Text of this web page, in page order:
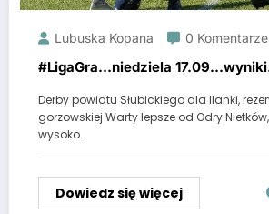
Lubuska Kopana 0 Komentarze
#LigaGra…niedziela
Derby powiatu Słubickiego dla Ilanki,
gorzowskiej Warty lepsze od Odry
wysoko…
Dowiedz się więcej